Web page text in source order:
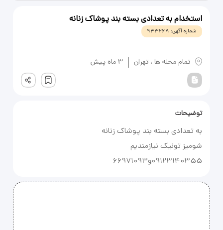
استخدام به تعدادی بسته بند پوشاک زنانه
شماره آگهی: 943268
تمام محله ها ، تهران 3 ماه پیش
یادداشت
ثبت
توضیحات
09123140355و66971093